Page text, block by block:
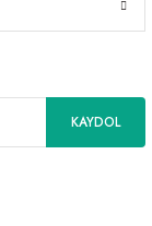
KAYDOL